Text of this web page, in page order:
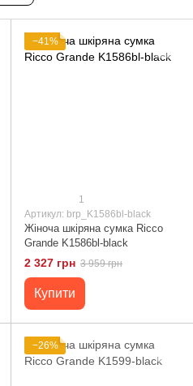
−41%
1
Артикул: brp_K1586bl-black
Жіноча шкіряна сумка Ricco
Grande K1586bl-black
2 327 грн 3 959 грн
Купити
−26%